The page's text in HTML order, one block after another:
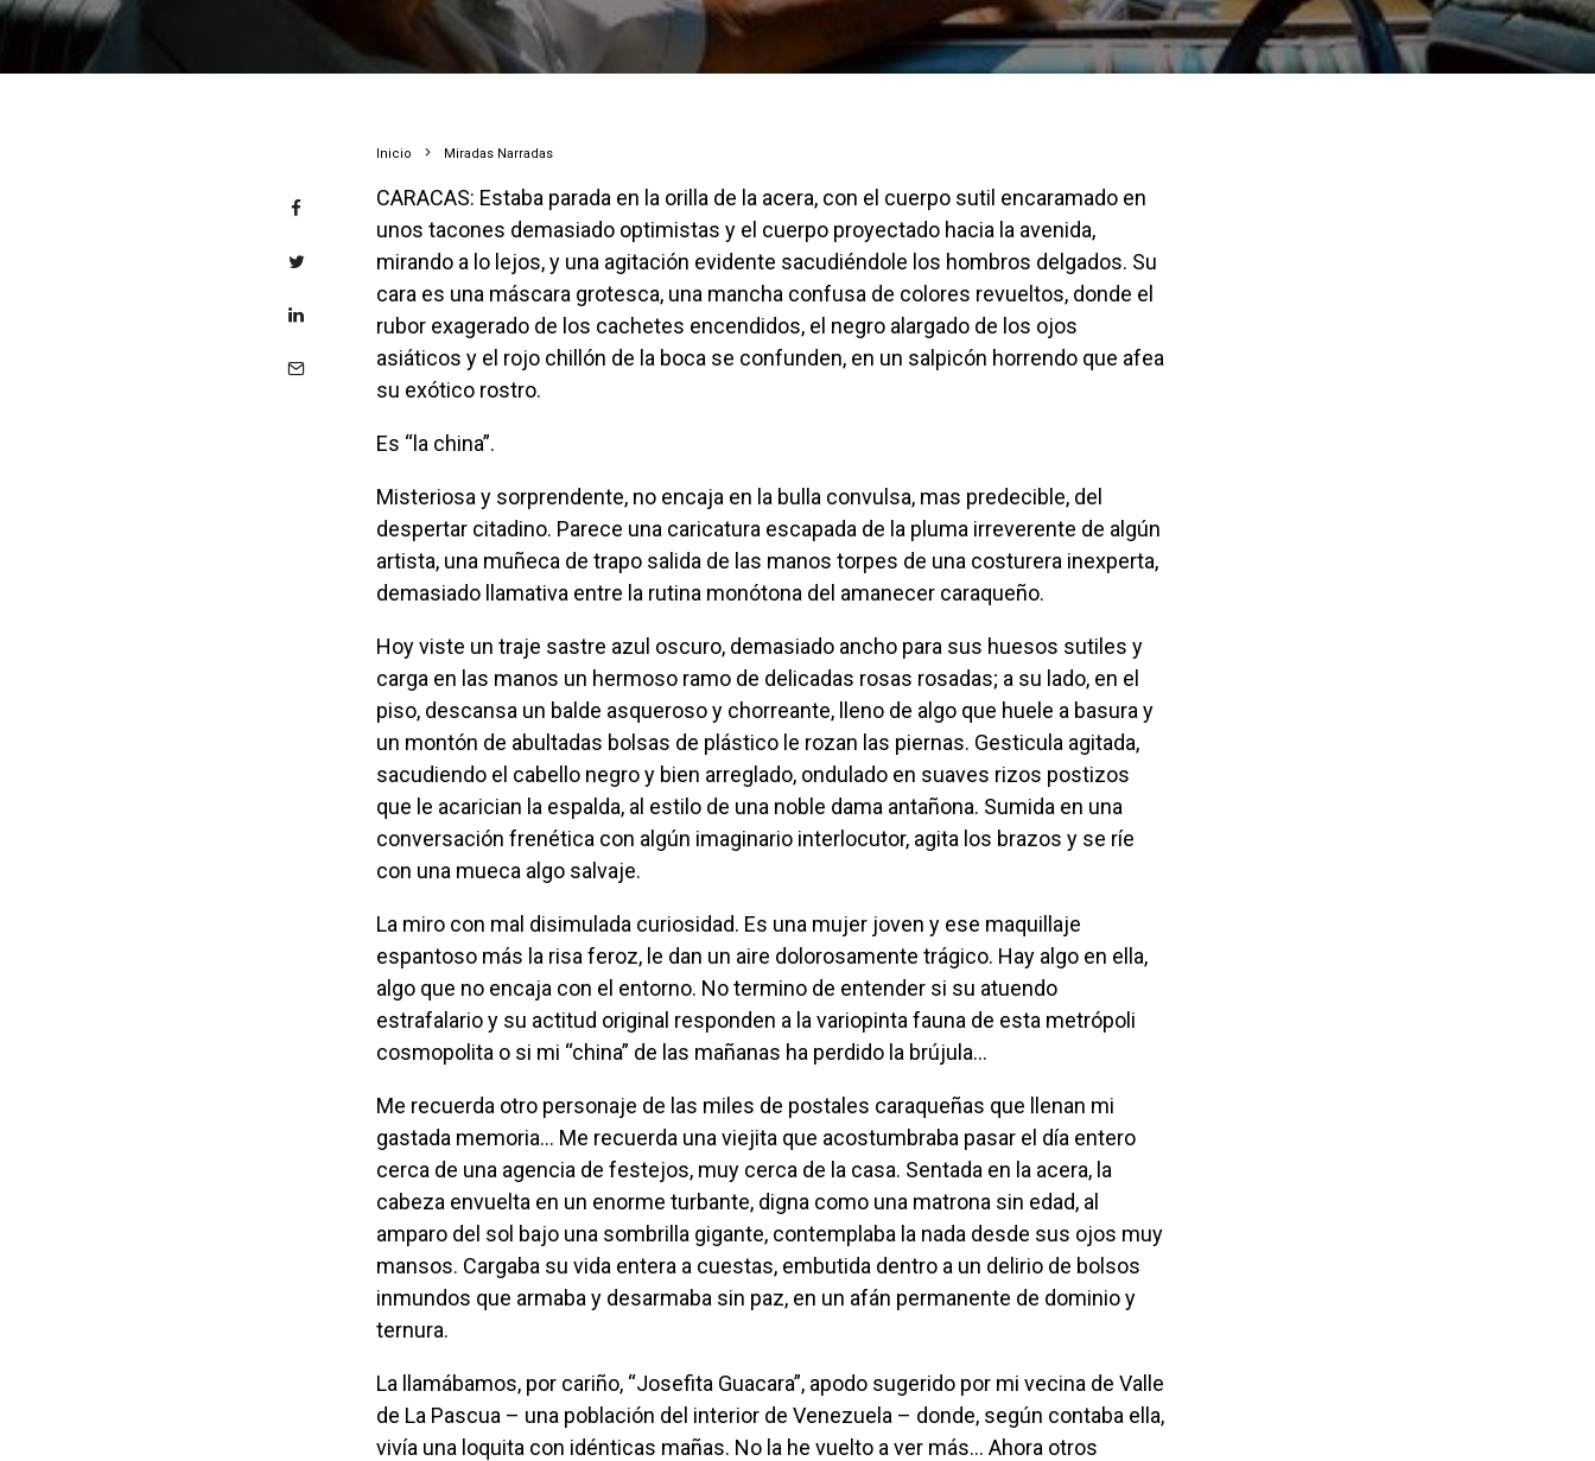
Inicio Miradas Narradas
CARACAS: Estaba parada en la orilla de la acera, con el cuerpo sutil encaramado en
unos tacones demasiado optimistas y el cuerpo proyectado hacia la avenida,
mirando a lo lejos, y una agitación evidente sacudiéndole los hombros delgados. Su
cara es una máscara grotesca, una mancha confusa de colores revueltos, donde el
rubor exagerado de los cachetes encendidos, el negro alargado de los ojos
asiáticos y el rojo chillón de la boca se confunden, en un salpicón horrendo que afea
su exótico rostro.
Es “la china”.
Misteriosa y sorprendente, no encaja en la bulla convulsa, mas predecible, del
despertar citadino. Parece una caricatura escapada de la pluma irreverente de algún
artista, una muñeca de trapo salida de las manos torpes de una costurera inexperta,
demasiado llamativa entre la rutina monótona del amanecer caraqueño.
Hoy viste un traje sastre azul oscuro, demasiado ancho para sus huesos sutiles y
carga en las manos un hermoso ramo de delicadas rosas rosadas; a su lado, en el
piso, descansa un balde asqueroso y chorreante, lleno de algo que huele a basura y
un montón de abultadas bolsas de plástico le rozan las piernas. Gesticula agitada,
sacudiendo el cabello negro y bien arreglado, ondulado en suaves rizos postizos
que le acarician la espalda, al estilo de una noble dama antañona. Sumida en una
conversación frenética con algún imaginario interlocutor, agita los brazos y se ríe
con una mueca algo salvaje.
La miro con mal disimulada curiosidad. Es una mujer joven y ese maquillaje
espantoso más la risa feroz, le dan un aire dolorosamente trágico. Hay algo en ella,
algo que no encaja con el entorno. No termino de entender si su atuendo
estrafalario y su actitud original responden a la variopinta fauna de esta metrópoli
cosmopolita o si mi “china” de las mañanas ha perdido la brújula…
Me recuerda otro personaje de las miles de postales caraqueñas que llenan mi
gastada memoria… Me recuerda una viejita que acostumbraba pasar el día entero
cerca de una agencia de festejos, muy cerca de la casa. Sentada en la acera, la
cabeza envuelta en un enorme turbante, digna como una matrona sin edad, al
amparo del sol bajo una sombrilla gigante, contemplaba la nada desde sus ojos muy
mansos. Cargaba su vida entera a cuestas, embutida dentro a un delirio de bolsos
inmundos que armaba y desarmaba sin paz, en un afán permanente de dominio y
ternura.
La llamábamos, por cariño, “Josefita Guacara”, apodo sugerido por mi vecina de Valle
de La Pascua – una población del interior de Venezuela – donde, según contaba ella,
vivía una loquita con idénticas mañas. No la he vuelto a ver más… Ahora otros